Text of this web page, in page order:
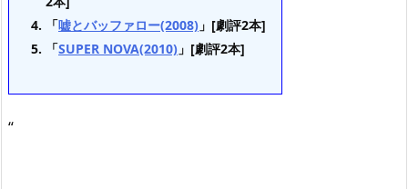
「嘘とバッファロー(2008) 」[劇評2本]
「SUPER NOVA(2010) 」[劇評2本]
“